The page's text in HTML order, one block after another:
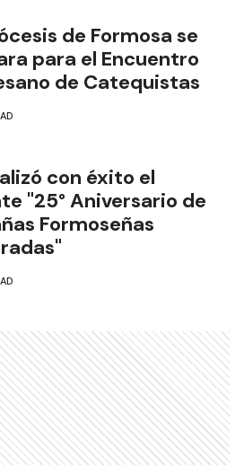
de Formosa se
para el Encuentro
de Catequistas
con éxito el
"25° Aniversario de
Formoseñas